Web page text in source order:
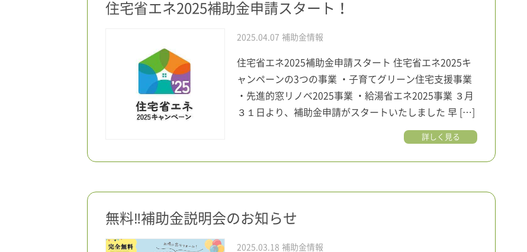
住宅省エネ2025補助金申請スタート！
2025.04.07 補助金情報
住宅省エネ2025補助金申請スタート 住宅省エネ2025キ
ャンペーンの3つの事業 ・子育てグリーン住宅支援事業
・先進的窓リノベ2025事業 ・給湯省エネ2025事業 ３月
３１日より、補助金申請がスタートいたしました 早 […]
詳しく見る
無料‼補助金説明会のお知らせ
2025.03.18 補助金情報